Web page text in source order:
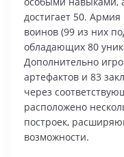
достигает 50.
воинов (99 из них
обладающих 80
Дополнительно
артефактов и 83
через
расположено
построек,
возможности.